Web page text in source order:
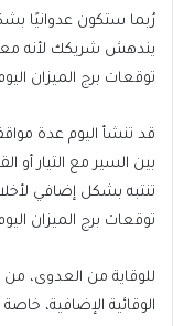
رُبما ستكون عدوانيًا
يندهش شريكك لأنه
توقعات برج الميزان
قد تنشأ اليوم عدة
بين السير مع التيار
تنتبه بشكل إضافي
توقعات برج الميزان
للوقاية من العدوى،
الوقائية الإضافية،